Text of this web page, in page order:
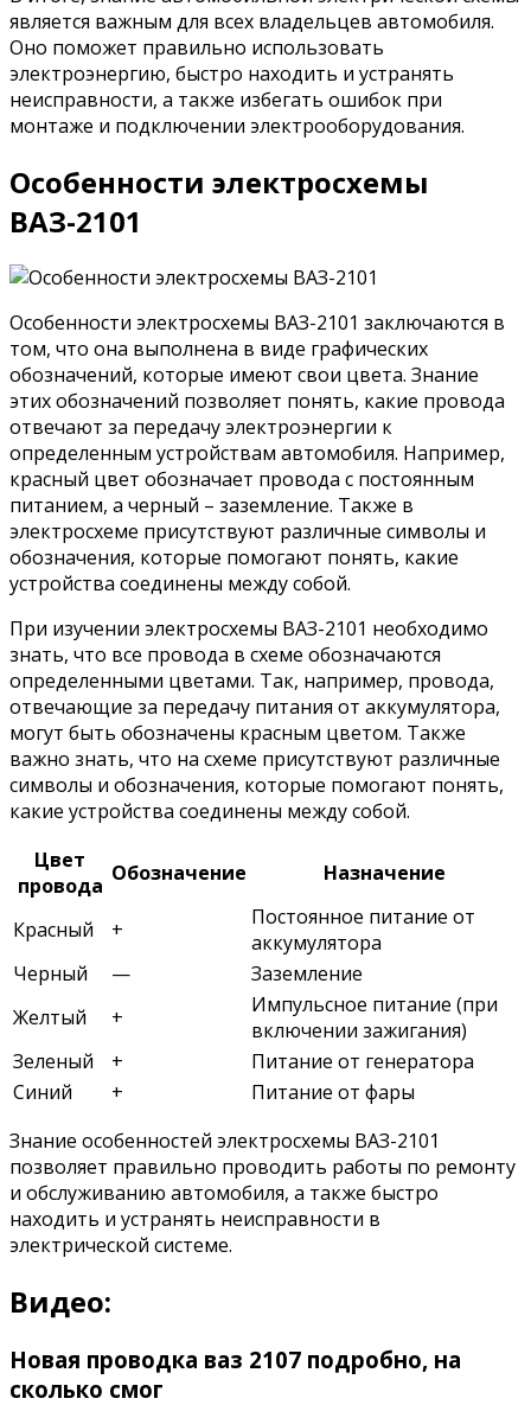
является важным для всех владельцев автомобиля.
Оно поможет правильно использовать
электроэнергию, быстро находить и устранять
неисправности, а также избегать ошибок при
монтаже и подключении электрооборудования.
Особенности электросхемы
ВАЗ-2101
Особенности электросхемы ВАЗ-2101 заключаются в
том, что она выполнена в виде графических
обозначений, которые имеют свои цвета. Знание
этих обозначений позволяет понять, какие провода
отвечают за передачу электроэнергии к
определенным устройствам автомобиля. Например,
красный цвет обозначает провода с постоянным
питанием, а черный – заземление. Также в
электросхеме присутствуют различные символы и
обозначения, которые помогают понять, какие
устройства соединены между собой.
При изучении электросхемы ВАЗ-2101 необходимо
знать, что все провода в схеме обозначаются
определенными цветами. Так, например, провода,
отвечающие за передачу питания от аккумулятора,
могут быть обозначены красным цветом. Также
важно знать, что на схеме присутствуют различные
символы и обозначения, которые помогают понять,
какие устройства соединены между собой.
Цвет
провода Обозначение Назначение
Красный +
Постоянное питание от
аккумулятора
Черный
—
Заземление
Желтый
+
Импульсное питание (при
включении зажигания)
Зеленый
+
Питание от генератора
Синий
+
Питание от фары
Знание особенностей электросхемы ВАЗ-2101
позволяет правильно проводить работы по ремонту
и обслуживанию автомобиля, а также быстро
находить и устранять неисправности в
электрической системе.
Видео:
Новая проводка ваз 2107 подробно, на
сколько смог